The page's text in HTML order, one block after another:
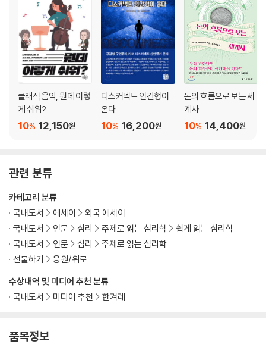
클래식 음악, 뭔데 이렇
게 쉬워?
12,150원
10%
디스커넥트 인간형이
온다
16,200원
10%
돈의 흐름으로 보는 세
계사
14,400원
10%
관련 분류
수상내역 및 미디어 추천 분류
국내도서
미디어 추천 한겨레
카테고리 분류
국내도서
에세이
외국 에세이
국내도서
인문 심리 주제로 읽는 심리학
쉽게 읽는 심리학
국내도서
인문 심리
주제로 읽는 심리학
선물하기
응원/위로
품목정보